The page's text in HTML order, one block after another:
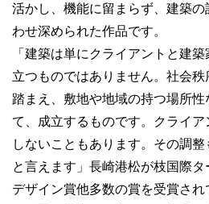
活かし、機能に留まらず、建築
わせ深められた作品です。
「建築は単にクライアントと建
立つものではありません。社会
踏まえ、敷地や地域の持つ場所
て、成立するものです。クライ
しないこともあります。その調
と言えます」長崎港松が枝国際
デザイン賞他多数の賞を受賞さ